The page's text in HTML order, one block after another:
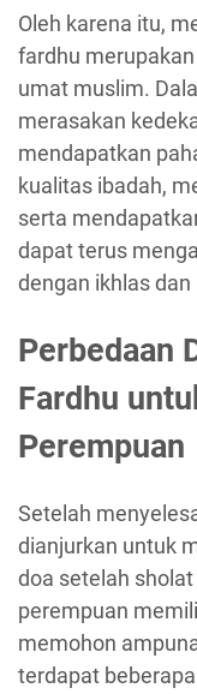
Oleh karena itu,
fardhu
umat muslim.
merasakan
mendapatkan
kualitas ibadah,
serta
dapat terus
dengan ikhlas
Perbedaan
Fardhu
Perempuan
Setelah
dianjurkan untuk
doa setelah
perempuan
memohon
terdapat